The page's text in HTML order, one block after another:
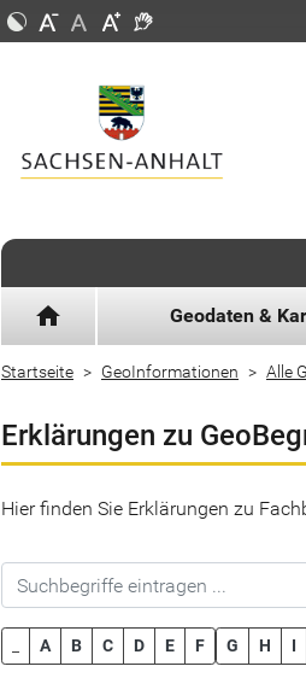
home Geodaten &
Startseite GeoInformationen Alle
Erklärungen zu
Hier finden Sie Erklärungen zu
A B C D E F G H I